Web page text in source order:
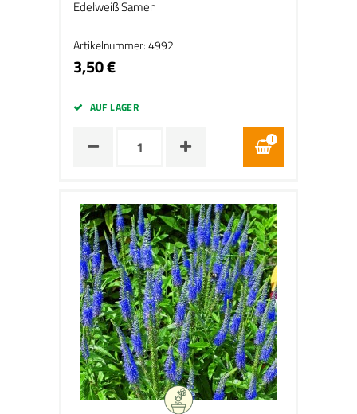
Edelweiß Samen
Artikelnummer: 4992
3,50 €
AUF LAGER